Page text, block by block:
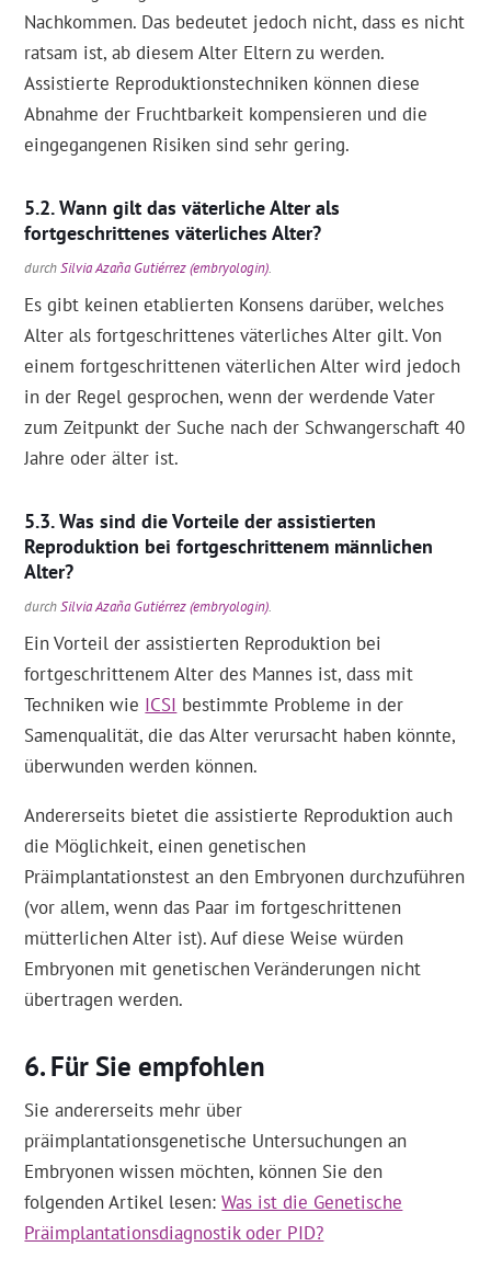
Nachkommen. Das bedeutet jedoch nicht, dass es nicht
ratsam ist, ab diesem Alter Eltern zu werden.
Assistierte Reproduktionstechniken können diese
Abnahme der Fruchtbarkeit kompensieren und die
eingegangenen Risiken sind sehr gering.
Wann gilt das väterliche Alter als
fortgeschrittenes väterliches Alter?
durchSilvia Azaña Gutiérrez (embryologin).
Es gibt keinen etablierten Konsens darüber, welches
Alter als fortgeschrittenes väterliches Alter gilt. Von
einem fortgeschrittenen väterlichen Alter wird jedoch
in der Regel gesprochen, wenn der werdende Vater
zum Zeitpunkt der Suche nach der Schwangerschaft 40
Jahre oder älter ist.
Was sind die Vorteile der assistierten
Reproduktion bei fortgeschrittenem männlichen
Alter?
durchSilvia Azaña Gutiérrez (embryologin).
Ein Vorteil der assistierten Reproduktion bei
fortgeschrittenem Alter des Mannes ist, dass mit
Techniken wie ICSI bestimmte Probleme in der
Samenqualität, die das Alter verursacht haben könnte,
überwunden werden können.
Andererseits bietet die assistierte Reproduktion auch
die Möglichkeit, einen genetischen
Präimplantationstest an den Embryonen durchzuführen
(vor allem, wenn das Paar im fortgeschrittenen
mütterlichen Alter ist). Auf diese Weise würden
Embryonen mit genetischen Veränderungen nicht
übertragen werden.
Für Sie empfohlen
Sie andererseits mehr über
präimplantationsgenetische Untersuchungen an
Embryonen wissen möchten, können Sie den
folgenden Artikel lesen:Was ist die Genetische
Präimplantationsdiagnostik oder PID?